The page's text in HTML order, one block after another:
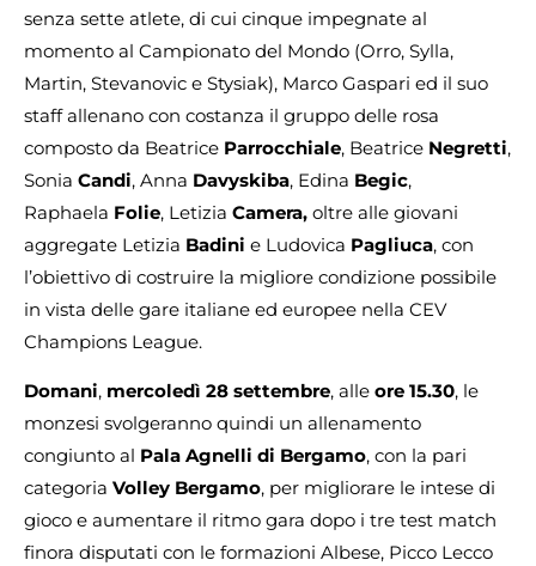
senza sette atlete, di cui cinque impegnate al
momento al Campionato del Mondo (Orro, Sylla,
Martin, Stevanovic e Stysiak), Marco Gaspari ed il suo
staff allenano con costanza il gruppo delle rosa
composto da Beatrice Parrocchiale, Beatrice Negretti,
Sonia Candi, Anna Davyskiba, Edina Begic,
Raphaela Folie, Letizia Camera, oltre alle giovani
aggregate Letizia Badini e Ludovica Pagliuca, con
l’obiettivo di costruire la migliore condizione possibile
in vista delle gare italiane ed europee nella CEV
Champions League.
Domani, mercoledì 28 settembre, alle ore 15.30, le
monzesi svolgeranno quindi un allenamento
congiunto al Pala Agnelli di Bergamo, con la pari
categoria Volley Bergamo, per migliorare le intese di
gioco e aumentare il ritmo gara dopo i tre test match
finora disputati con le formazioni Albese, Picco Lecco